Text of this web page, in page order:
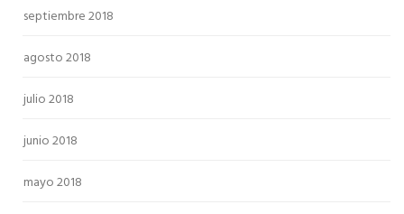
septiembre 2018
agosto 2018
julio 2018
junio 2018
mayo 2018